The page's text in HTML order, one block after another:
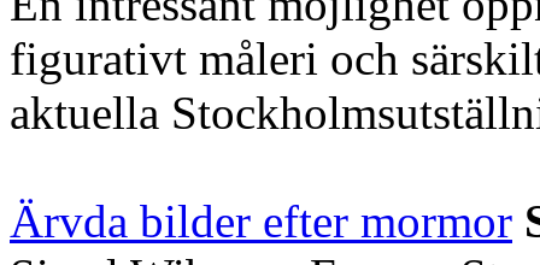
figurativt måleri och
aktuella
Ärvda bilder efter mormor